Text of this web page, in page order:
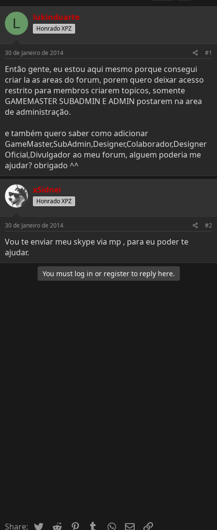
r
a
s
t
a
r
t
e
r
a
d
n
í
c
i
o
a
L lukinduarte
Honrado XPZ
30 de Janeiro de 2014 #1
Então gente, eu estou aqui mesmo porque consegui
criar la as areas do forum, porem quero deixar acesso
restrito para membros criarem topicos, somente
GAMEMASTER SUBADMIN E ADMIN postarem na area
de administração.
e também quero saber como adicionar
GameMaster,SubAdmin,Designer,Colaborador,Designer
Oficial,Divulgador ao meu forum, alguem poderia me
ajudar? obrigado ^^
xSidnei
Honrado XPZ
30 de Janeiro de 2014 #2
Vou te enviar meu skype via mp , para eu poder te
ajudar.
You must log in or register to reply here.
Share: Twitter Reddit PinterestTumblrWhatsApp
Email